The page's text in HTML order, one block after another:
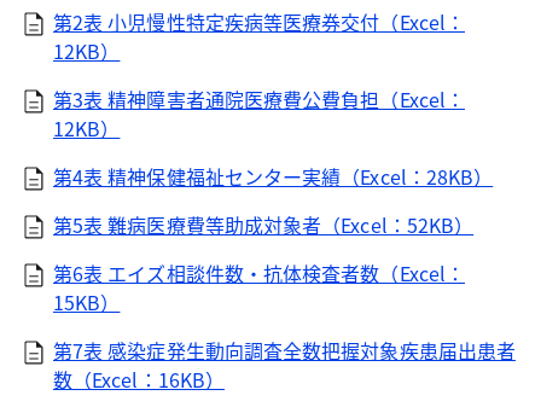
第2表 小児慢性特定疾病等医療券交付（Excel：
12KB）
第3表 精神障害者通院医療費公費負担（Excel：
12KB）
第4表 精神保健福祉センター実績（Excel：28KB）
第5表 難病医療費等助成対象者（Excel：52KB）
第6表 エイズ相談件数・抗体検査者数（Excel：
15KB）
第7表 感染症発生動向調査全数把握対象疾患届出患者
数（Excel：16KB）